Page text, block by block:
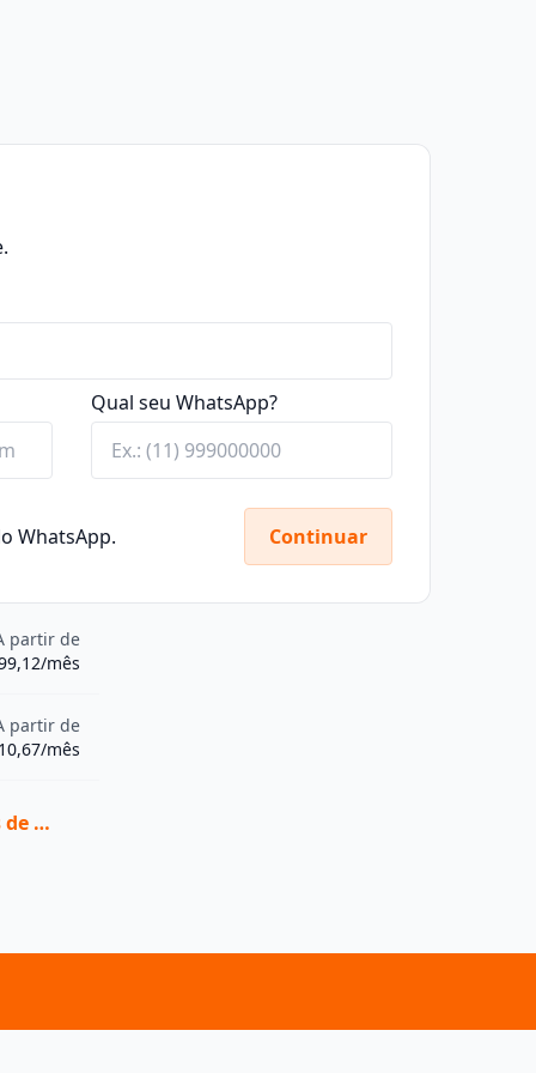
Qual seu WhatsApp?
WhatsApp. Continuar
partir de
mês
partir de
mês
Ver todas as vagas de Graduação na AESPI IEST - Aqui Você Pode